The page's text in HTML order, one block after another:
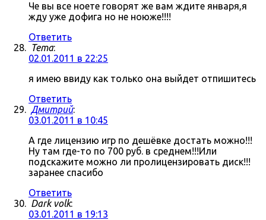
Че вы все ноете говорят же вам ждите января,я
жду уже дофига но не ноюже!!!!
Ответить
Tema:
02.01.2011 в 22:25
я имею ввиду как только она выйдет отпишитесь
Ответить
Дмитрий:
03.01.2011 в 10:45
А где лицензию игр по дешёвке достать можно!!!
Ну там где-то по 700 руб. в среднем!!!Или
подскажите можно ли пролицензировать диск!!!
заранее спасибо
Ответить
Dark volk:
03.01.2011 в 19:13